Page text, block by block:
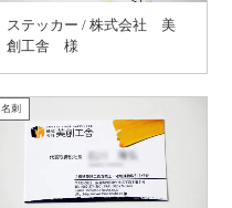
ステッカー / 株式会社 美
創工舎 様
名刺